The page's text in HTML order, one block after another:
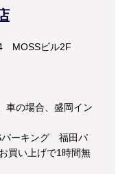
MOSSビル2F
車の場合、盛岡イン
パーキング 福田パ
買い上げで1時間無